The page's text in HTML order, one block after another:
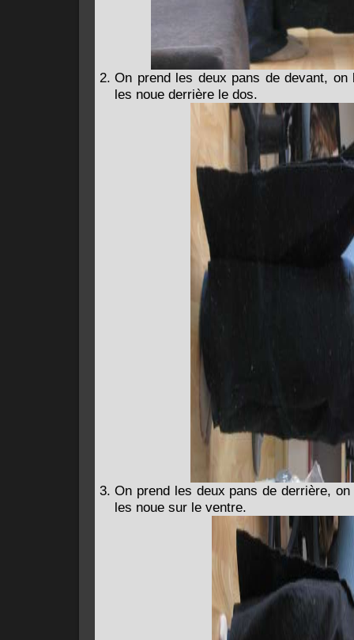
On prend les deux pans de devant,
les noue derrière le dos.
On prend les deux pans de derrière,
les noue sur le ventre.